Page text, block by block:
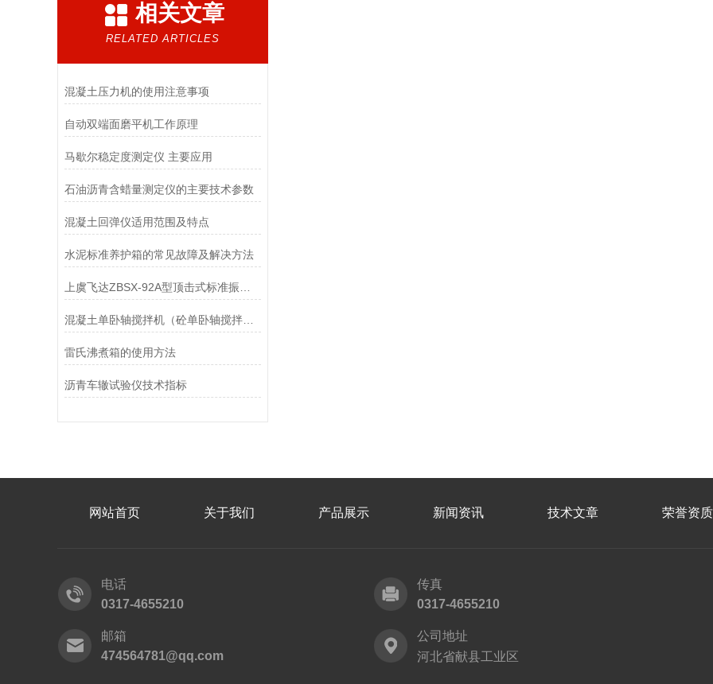
相关文章
RELATED ARTICLES
混凝土压力机的使用注意事项
自动双端面磨平机工作原理
马歇尔稳定度测定仪 主要应用
石油沥青含蜡量测定仪的主要技术参数
混凝土回弹仪适用范围及特点
水泥标准养护箱的常见故障及解决方法
混凝土单卧轴搅拌机（砼单卧轴搅拌机）
雷氏沸煮箱的使用方法
沥青车辙试验仪技术指标
网站首页 关于我们 产品展示 新闻资讯 技术文章 荣誉资质
电话
0317-4655210
传真
0317-4655210
邮箱
474564781@qq.com
公司地址
河北省献县工业区